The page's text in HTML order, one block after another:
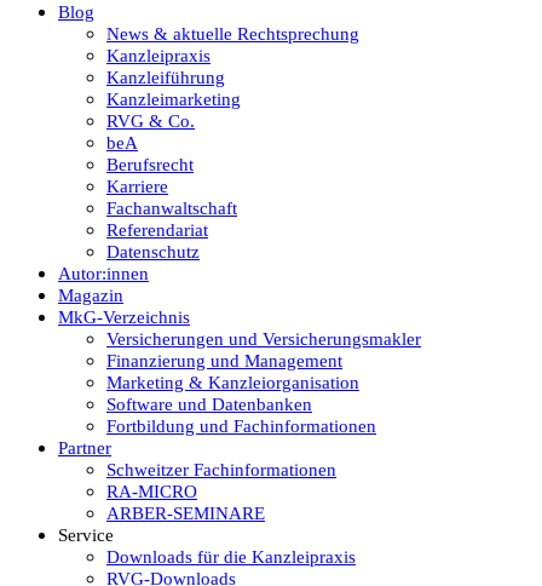
Blog
News & aktuelle Rechtsprechung
Kanzleipraxis
Kanzleiführung
Kanzleimarketing
RVG & Co.
beA
Berufsrecht
Karriere
Fachanwaltschaft
Referendariat
Datenschutz
Autor:innen
Magazin
MkG-Verzeichnis
Versicherungen und Versicherungsmakler
Finanzierung und Management
Marketing & Kanzleiorganisation
Software und Datenbanken
Fortbildung und Fachinformationen
Partner
Schweitzer Fachinformationen
RA-MICRO
ARBER-SEMINARE
Service
Downloads für die Kanzleipraxis
RVG-Downloads